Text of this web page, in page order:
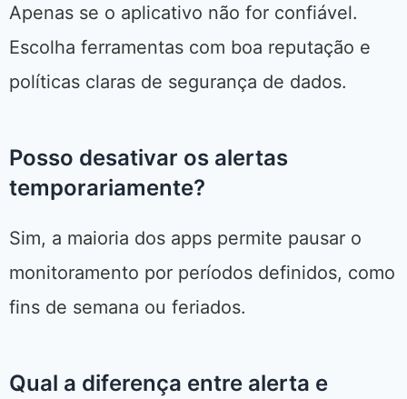
Apenas se o aplicativo não for confiável.
Escolha ferramentas com boa reputação e
políticas claras de segurança de dados.
Posso desativar os alertas
temporariamente?
Sim, a maioria dos apps permite pausar o
monitoramento por períodos definidos, como
fins de semana ou feriados.
Qual a diferença entre alerta e